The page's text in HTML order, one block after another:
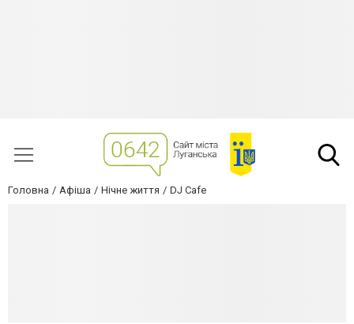
Головна Афіша Нічне життя DJ Cafe